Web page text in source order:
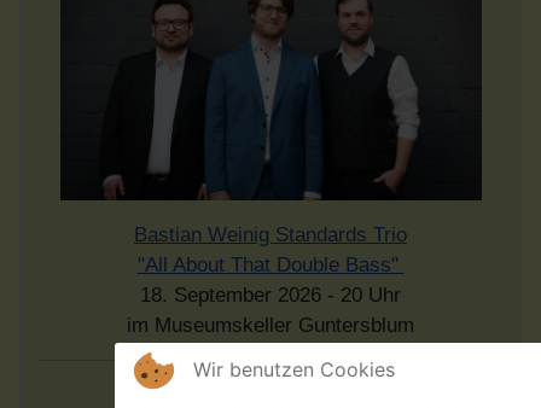
Bastian Weinig Standards Trio
"All About That Double Bass"
18. September 2026 - 20 Uhr
im Museumskeller Guntersblum
Wir benutzen Cookies